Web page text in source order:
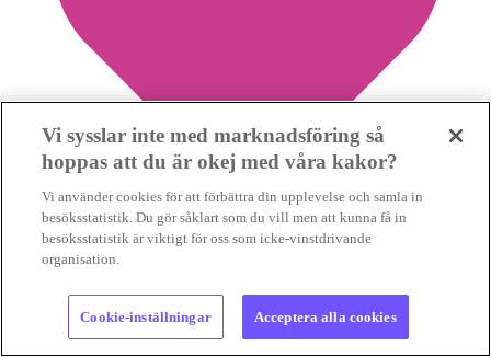
Spara nyhet
Vi sysslar inte med marknadsföring så
hoppas att du är okej med våra kakor?
Vi använder cookies för att förbättra din upplevelse och samla in
besöksstatistik. Du gör såklart som du vill men att kunna få in
besöksstatistik är viktigt för oss som icke-vinstdrivande
organisation.
Cookie-inställningar Acceptera alla cookies